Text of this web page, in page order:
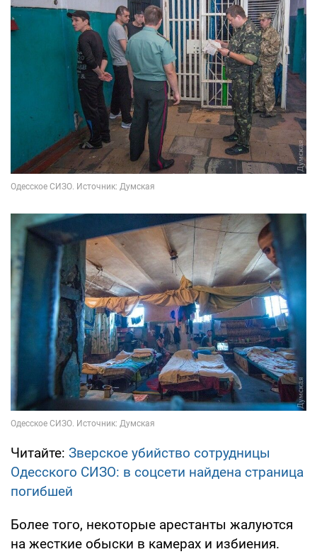
Читайте: Зверское убийство сотрудницы
Одесского СИЗО: в соцсети найдена страница
погибшей
Более того, некоторые арестанты жалуются
на жесткие обыски в камерах и избиения.